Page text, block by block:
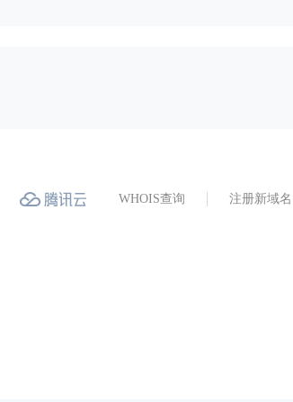
WHOIS查询 注册新域名